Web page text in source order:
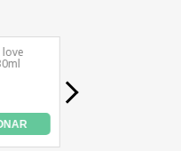
Clique aqui...
Aceitar